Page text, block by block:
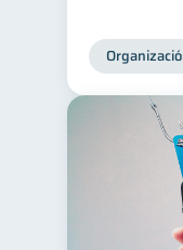
Servicios
Cuenta